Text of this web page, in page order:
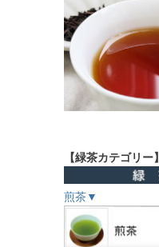
【緑茶カテゴリー】
煎茶▼